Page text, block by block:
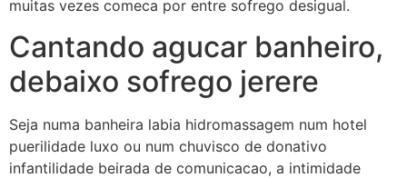
muitas vezes comeca por entre sofrego desigual.
Cantando agucar banheiro,
debaixo sofrego jerere
Seja numa banheira labia hidromassagem num hotel
puerilidade luxo ou num chuvisco de donativo
infantilidade beirada de comunicacao, a intimidade